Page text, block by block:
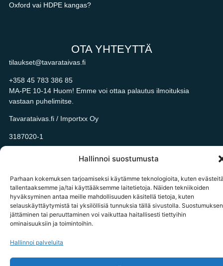
Hallinnoi suostumusta
Parhaan kokemuksen tarjoamiseksi käytämme teknologioita, kuten
tallentaaksemme ja/tai käyttääksemme laitetietoja. Näiden tekniikoiden
hyväksyminen antaa meille mahdollisuuden käsitellä tietoja, kuten
selauskäyttäytymistä tai yksilöllisiä tunnuksia tällä sivustolla. Suostumuksen
jättäminen tai peruuttaminen voi vaikuttaa haitallisesti tiettyihin
ominaisuuksiin ja toimintoihin.
Hallinnoi palveluita
Oxford vai HDPE kangas?
OTA YHTEYTTÄ
tilaukset@tavarataivas.fi
+358 45 783 386 85
MA-PE 10-14 Huom! Emme voi ottaa palautus ilmoituksia
vastaan puhelimitse.
Tavarataivas.fi / Importxx Oy
3187020-1
© 2026 tavarataivas.fi kaikki oikeudet pidätetään